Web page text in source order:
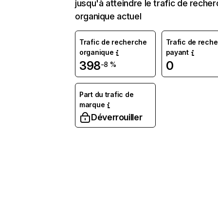
jusqu'à atteindre le trafic de
organique actuel
Trafic de recherche
organique
398-8 %
Trafic de
payant
0
Part du trafic de
marque
Déverrouiller